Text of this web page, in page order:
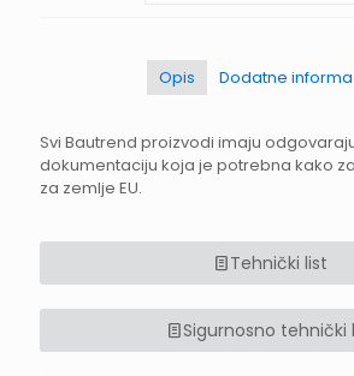
Opis Dodatne
Svi Bautrend proizvodi imaju
dokumentaciju koja je potrebna kako za
za zemlje EU.
Tehnički list
Sigurnosno tehnički